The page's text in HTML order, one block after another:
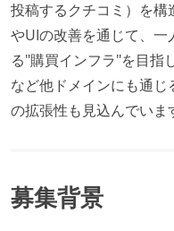
投稿するクチコミ）を
やUIの改善を通じて、一
る"購買インフラ"を目指
など他ドメインにも通
の拡張性も見込んでいま
募集背景